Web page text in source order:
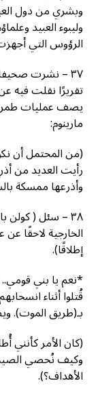
وبشري من دول
وليبوء العبيد
الرؤوس التي
تقريرًا نقلت فيه
يصف عمليات طمر
مارينوم:
(من المحتمل أن
رأيت العديد من
وأذرعها ممسكة
٣٨ – سئل ( كولن
الخارجية لاحقًا
إطلاقًا).
قُتلوا أثناء
بـ(طريق الموت).
(كان الأمر كأنني
وكيف نُحصي
الأهداف؟).